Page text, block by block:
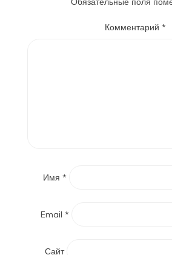
Комментарий*
Имя *
Email *
Сайт